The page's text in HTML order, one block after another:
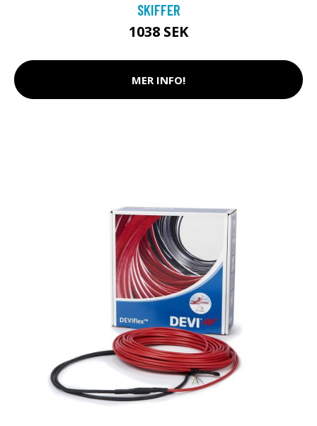
SKIFFER
1038 SEK
MER INFO!